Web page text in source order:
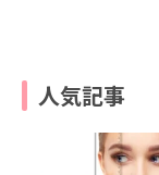
人気記事